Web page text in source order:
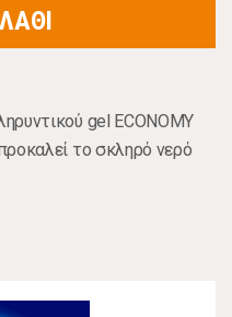
gel ECONOMY
το σκληρό νερό